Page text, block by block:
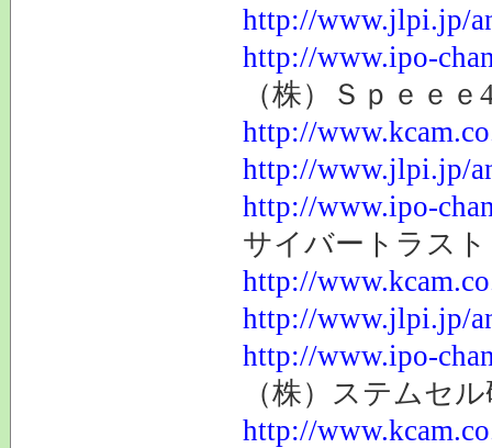
http://www.jlpi.jp/
http://www.ipo-
（株）Ｓｐｅｅ
http://
http://www.jlpi.jp/
http://www.ipo-
サイバートラスト
http://
http://www.jlpi.jp/
http://www.ipo-
（株）ステムセ
http://